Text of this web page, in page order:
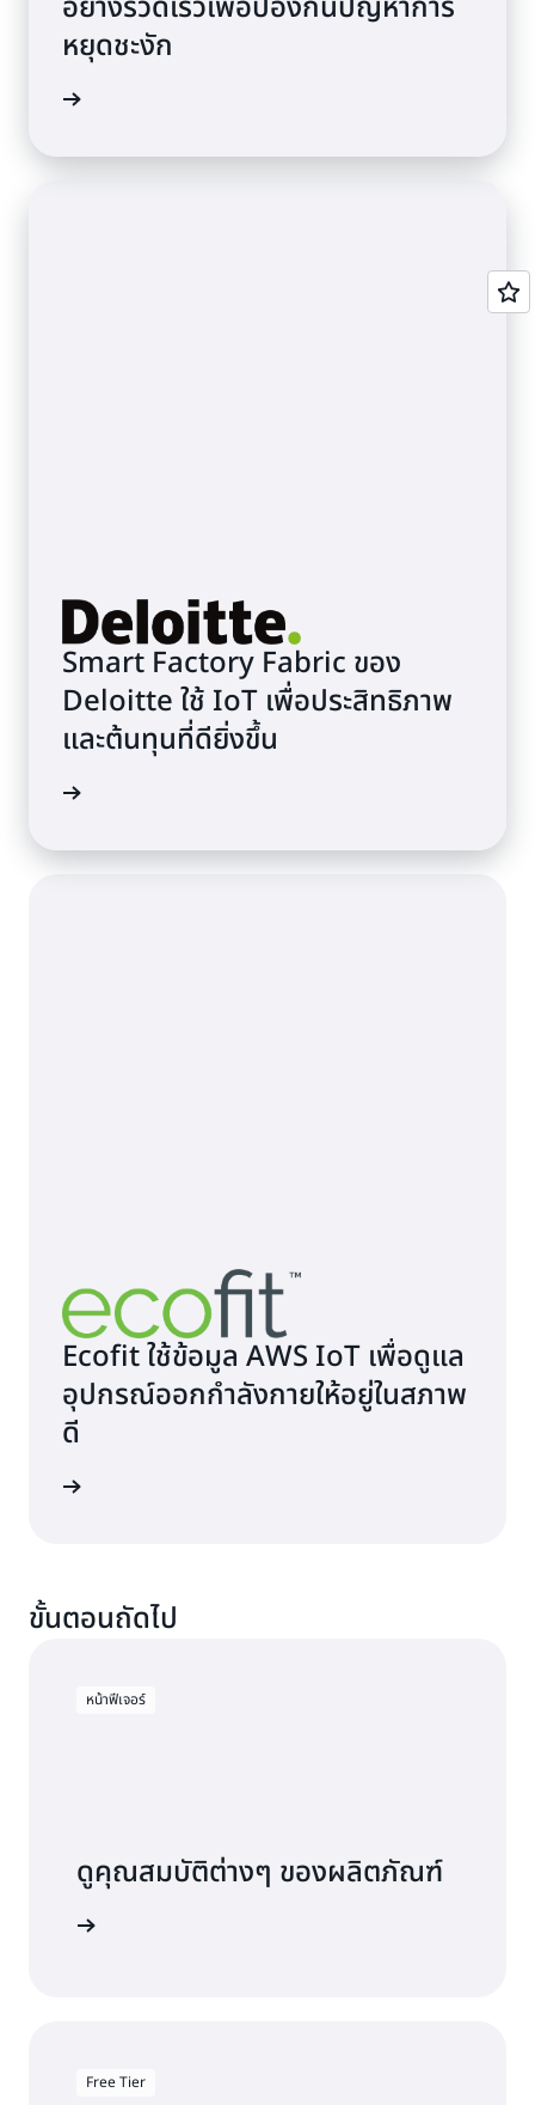
หยุดชะงัก
Smart Factory Fabric ของ
Deloitte ใช้ IoT เพื่อประสิทธิภาพ
และต้นทุนที่ดียิ่งขึ้น
Ecofit ใช้ข้อมูล AWS IoT เพื่อดูแล
อุปกรณ์ออกกำลังกายให้อยู่ในสภาพ
ดี
ขั้นตอนถัดไป
หน้าฟีเจอร์
ดูคุณสมบัติต่างๆ ของผลิตภัณฑ์
Free Tier